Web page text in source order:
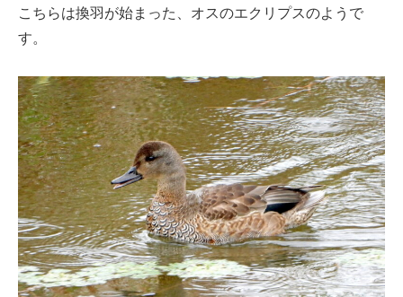
こちらは換羽が始まった、オスのエクリプスのようで
す。